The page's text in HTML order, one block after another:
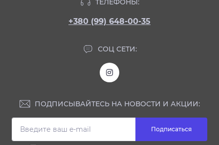
+380 (99) 648-00-35
СОЦ СЕТИ:
ПОДПИСЫВАЙТЕСЬ НА НОВОСТИ И АКЦИИ:
Подписаться